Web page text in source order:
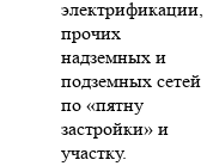
электрификации,
прочих
надземных и
подземных сетей
по «пятну
застройки» и
участку.